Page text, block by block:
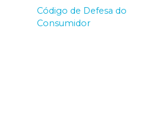
Código de Defesa do
Consumidor